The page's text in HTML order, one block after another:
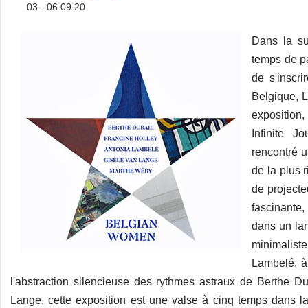
03 - 06.09.20
Dans la
temps de
de
Belgique,
Infinite
rencontré
de la plus
de
dans un
Lambelé,
l'abstraction silencieuse des rythmes astraux de Berthe
Lange, cette exposition est une valse à cinq temps dans